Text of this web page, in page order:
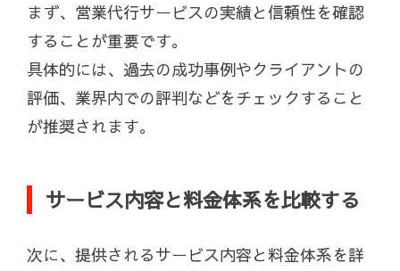
まず、営業代行サービスの実績と信頼性を確認
することが重要です。
具体的には、過去の成功事例やクライアントの
評価、業界内での評判などをチェックすること
が推奨されます。
サービス内容と料金体系を比較する
次に、提供されるサービス内容と料金体系を詳